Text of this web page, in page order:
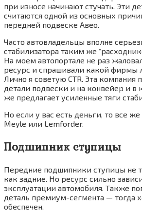
при износе начинают стучать. Эти
считаются одной из основных
передней подвеске Авео.
Часто автовладельцы вполне
стабилизатора таким же
На моем автопортале не раз
ресурс и спрашивали какой фирмы
Лично я советую CTR. Эта компания
детали подвески и на конвейер и в
же предлагает усиленные тяги
Но если у вас есть деньги, то все
Meyle или Lemforder.
Подшипник ступицы
Передние подшипники ступицы не
как задние. Но ресурс сильно
эксплуатации автомобиля. Также
деталь премиум-сегмента — тогда
обеспечен.